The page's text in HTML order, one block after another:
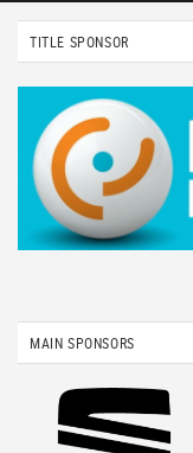
TITLE SPONSOR
MAIN SPONSORS